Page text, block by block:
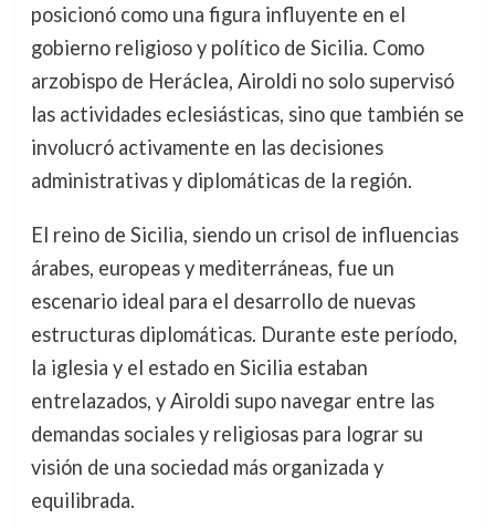
posicionó como una figura influyente en el
gobierno religioso y político de Sicilia. Como
arzobispo de Heráclea, Airoldi no solo supervisó
las actividades eclesiásticas, sino que también se
involucró activamente en las decisiones
administrativas y diplomáticas de la región.
El reino de Sicilia, siendo un crisol de influencias
árabes, europeas y mediterráneas, fue un
escenario ideal para el desarrollo de nuevas
estructuras diplomáticas. Durante este período,
la iglesia y el estado en Sicilia estaban
entrelazados, y Airoldi supo navegar entre las
demandas sociales y religiosas para lograr su
visión de una sociedad más organizada y
equilibrada.